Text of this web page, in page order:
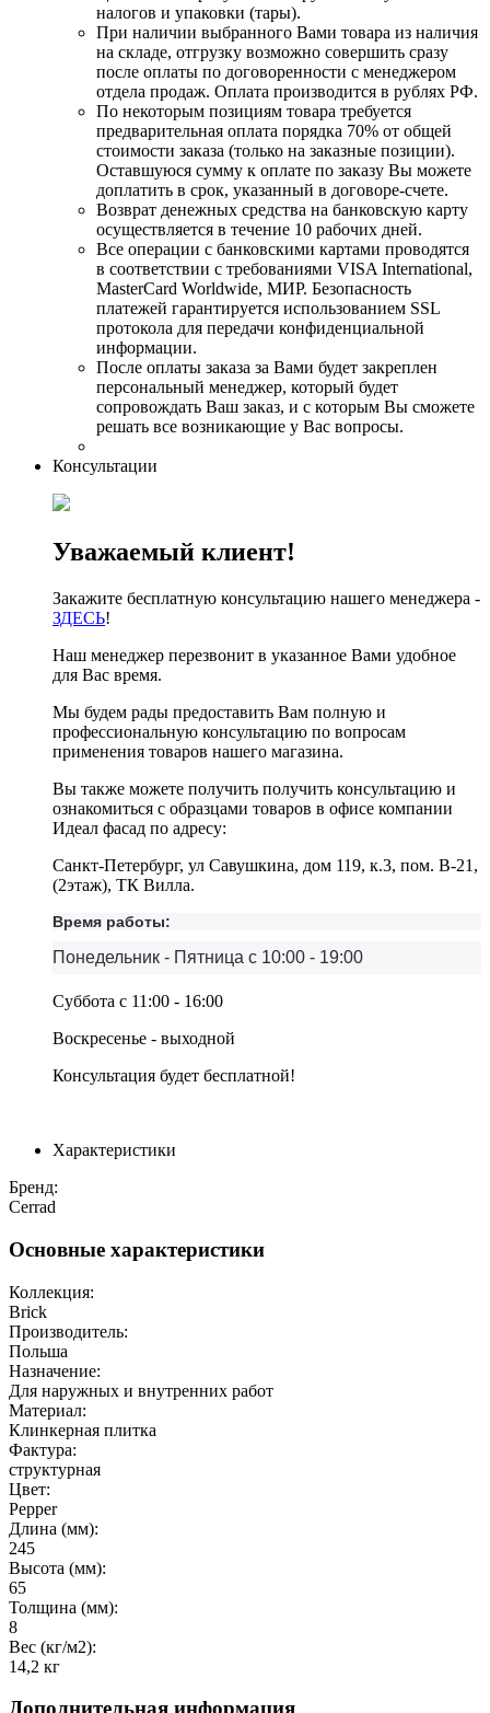
налогов и упаковки (тары).
При наличии выбранного Вами товара из наличия
на складе, отгрузку возможно совершить сразу
после оплаты по договоренности с менеджером
отдела продаж. Оплата производится в рублях РФ.
По некоторым позициям товара требуется
предварительная оплата порядка 70% от общей
стоимости заказа (только на заказные позиции).
Оставшуюся сумму к оплате по заказу Вы можете
доплатить в срок, указанный в договоре-счете.
Возврат денежных средства на банковскую карту
осуществляется в течение 10 рабочих дней.
Все операции с банковскими картами проводятся
в соответствии с требованиями VISA International,
MasterCard Worldwide, МИР. Безопасность
платежей гарантируется использованием SSL
протокола для передачи конфиденциальной
информации.
После оплаты заказа за Вами будет закреплен
персональный менеджер, который будет
сопровождать Ваш заказ, и с которым Вы сможете
решать все возникающие у Вас вопросы.
Консультации
Уважаемый клиент!
Закажите бесплатную консультацию нашего менеджера -
ЗДЕСЬ!
Наш менеджер перезвонит в указанное Вами удобное
для Вас время.
Мы будем рады предоставить Вам полную и
профессиональную консультацию по вопросам
применения товаров нашего магазина.
Вы также можете получить получить консультацию и
ознакомиться с образцами товаров в офисе компании
Идеал фасад по адресу:
Санкт-Петербург, ул Савушкина, дом 119, к.3, пом. В-21,
(2этаж), ТК Вилла.
Время работы:
Понедельник - Пятница с 10:00 - 19:00
Суббота с 11:00 - 16:00
Воскресенье - выходной
Консультация будет бесплатной!
Характеристики
Бренд:
Cerrad
Основные характеристики
Коллекция:
Brick
Производитель:
Польша
Назначение:
Для наружных и внутренних работ
Материал:
Клинкерная плитка
Фактура:
структурная
Цвет:
Pepper
Длина (мм):
245
Высота (мм):
65
Толщина (мм):
8
Вес (кг/м2):
14,2 кг